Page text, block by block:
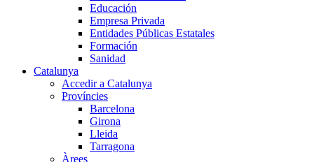
Educación
Empresa Privada
Entidades Públicas Estatales
Formación
Sanidad
Catalunya
Accedir a Catalunya
Províncies
Barcelona
Girona
Lleida
Tarragona
Àrees